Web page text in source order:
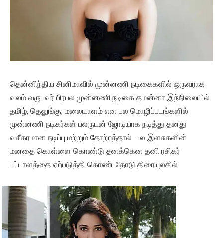
தென்னிந்திய சினிமாவில் முன்னணி நடிகைகளில் ஒருவராக
வலம் வருபவர் பிரபல முன்னணி நடிகை தமன்னா இந்நிலையில்
தமிழ், தெலுங்கு, மலையாளம் என பல மொழிப்படங்களில்
முன்னணி நடிகர்கள் பலருடன் ஜோடியாக நடித்து தனது
வசீகரமான நடிப்பு மற்றும் தோற்றத்தால் பல இளசுகளின்
மனதை கொள்ளை கொண்டு தனக்கென தனி ரசிகர்
பட்டாளத்தை ஏற்படுத்தி கொண்டதோடு திரையுலகில்